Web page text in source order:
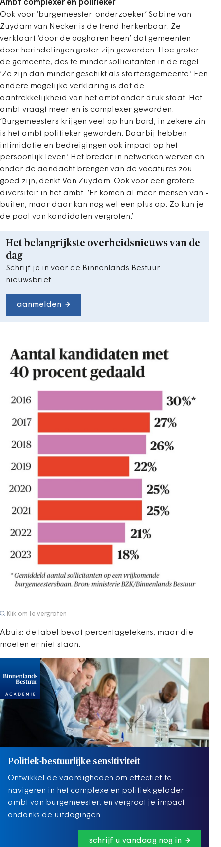
Ambt complexer en politieker
Ook voor ‘burgemeester-onderzoeker’ Sabine van
Zuydam van Necker is de trend herkenbaar. Ze
verklaart ‘door de oogharen heen’ dat gemeenten
door herindelingen groter zijn geworden. Hoe groter
de gemeente, des te minder sollicitanten in de regel.
‘Ze zijn dan minder geschikt als startersgemeente.’ Een
andere mogelijke verklaring is dat de
aantrekkelijkheid van het ambt onder druk staat. Het
ambt vraagt meer en is complexer geworden.
‘Burgemeesters krijgen veel op hun bord, in zekere zin
is het ambt politieker geworden. Daarbij hebben
intimidatie en bedreigingen ook impact op het
persoonlijk leven.’ Het breder in netwerken werven en
onder de aandacht brengen van de vacatures zou
goed zijn, denkt Van Zuydam. Ook voor een grotere
diversiteit in het ambt. ‘Er komen al meer mensen van ­
buiten, maar daar kan nog wel een plus op. Zo kun je
de pool van kandidaten ­vergroten.’
Het belangrijkste overheidsnieuws van de
dag
Schrijf je in voor de Binnenlands Bestuur
nieuwsbrief
aanmelden
Klik om te vergroten
Abuis: de tabel bevat percentagetekens, maar die
moeten er niet staan.
Politiek-bestuurlijke sensitiviteit
Ontwikkel de vaardigheden om effectief te
navigeren in het complexe en politiek geladen
ambt van burgemeester, en vergroot je impact
ondanks de uitdagingen.
schrijf u vandaag nog in